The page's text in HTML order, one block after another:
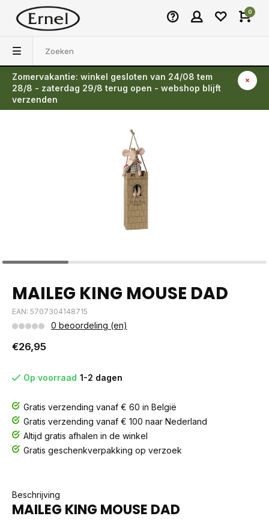
0
Zomervakantie: winkel gesloten van 24/08 tem
28/8 - zaterdag 29/8 terug open - webshop blijft
verzenden
Terug
MAILEG KING MOUSE DAD
EAN: 5707304148715
0 beoordeling (en)
€26,95
Op voorraad 1-2 dagen
Gratis verzending vanaf € 60 in België
Gratis verzending vanaf € 100 naar Nederland
Altijd gratis afhalen in de winkel
Gratis geschenkverpakking op verzoek
Beschrijving
MAILEG KING MOUSE DAD